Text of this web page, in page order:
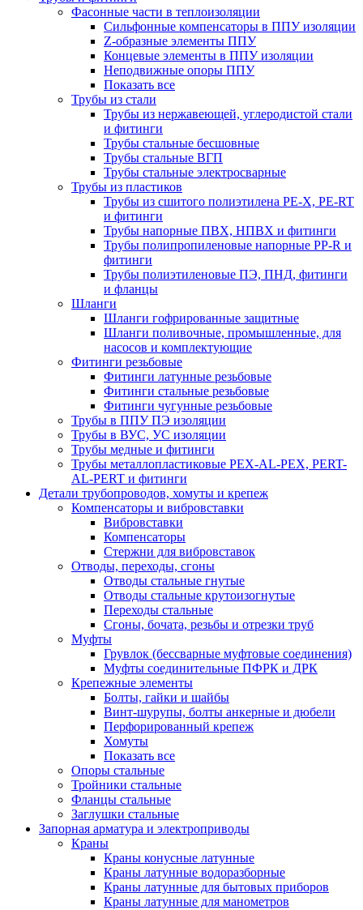
Фасонные части в теплоизоляции
Cильфонные компенсаторы в ППУ изоляции
Z-образные элементы ППУ
Концевые элементы в ППУ изоляции
Неподвижные опоры ППУ
Показать все
Трубы из стали
Трубы из нержавеющей, углеродистой стали
и фитинги
Трубы стальные бесшовные
Трубы стальные ВГП
Трубы стальные электросварные
Трубы из пластиков
Трубы из сшитого полиэтилена PE-X, PE-RT
и фитинги
Трубы напорные ПВХ, НПВХ и фитинги
Трубы полипропиленовые напорные PP-R и
фитинги
Трубы полиэтиленовые ПЭ, ПНД, фитинги
и фланцы
Шланги
Шланги гофрированные защитные
Шланги поливочные, промышленные, для
насосов и комплектующие
Фитинги резьбовые
Фитинги латунные резьбовые
Фитинги стальные резьбовые
Фитинги чугунные резьбовые
Трубы в ППУ ПЭ изоляции
Трубы в ВУС, УС изоляции
Трубы медные и фитинги
Трубы металлопластиковые PEX-AL-PEX, PERT-
AL-PERT и фитинги
Детали трубопроводов, хомуты и крепеж
Компенсаторы и вибровставки
Вибровставки
Компенсаторы
Стержни для вибровставок
Отводы, переходы, сгоны
Отводы стальные гнутые
Отводы стальные крутоизогнутые
Переходы стальные
Сгоны, бочата, резьбы и отрезки труб
Муфты
Грувлок (бессварные муфтовые соединения)
Муфты соединительные ПФРК и ДРК
Крепежные элементы
Болты, гайки и шайбы
Винт-шурупы, болты анкерные и дюбели
Перфорированный крепеж
Хомуты
Показать все
Опоры стальные
Тройники стальные
Фланцы стальные
Заглушки стальные
Запорная арматура и электроприводы
Краны
Краны конусные латунные
Краны латунные водоразборные
Краны латунные для бытовых приборов
Краны латунные для манометров